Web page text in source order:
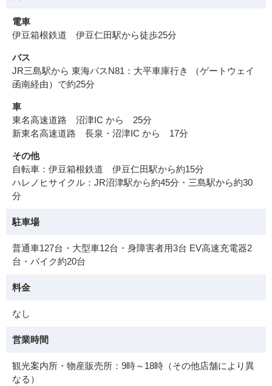
電車
伊豆箱根鉄道 伊豆仁田駅から徒歩25分
バス
JR三島駅から 東海バスN81：大平車庫行き （ゲートウェイ
函南経由）で約25分
車
東名高速道路 沼津IC から 25分
新東名高速道路 長泉・沼津IC から 17分
その他
自転車：伊豆箱根鉄道 伊豆仁田駅から約15分
ハレノヒサイクル：JR沼津駅から約45分・三島駅から約30
分
駐車場
普通車127台・大型車12台・身障害者用3台 EV高速充電器2
台・バイク約20台
料金
なし
営業時間
観光案内所・物産販売所：9時～18時（その他店舗により異
なる）